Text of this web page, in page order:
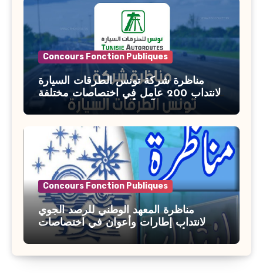
Concours Fonction Publiques
مناظرة شركة تونس الطرقات السيارة
لانتداب 200 عامل في اختصاصات مختلفة
آخر أجل : 21 جويلية 2026
Concours Fonction Publiques
مناظرة المعهد الوطني للرصد الجوي
لانتداب إطارات وأعوان في اختصاصات
مختلفة : أخر اجل للترشح 27 جويلية 2026